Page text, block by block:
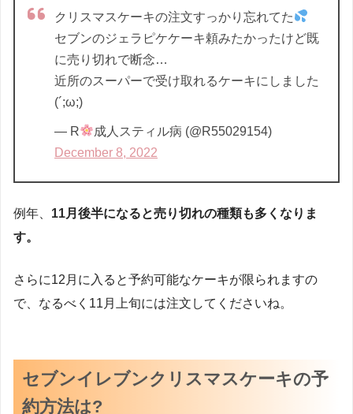
クリスマスケーキの注文すっかり忘れてた
セブンのジェラピケケーキ頼みたかったけど既
に売り切れで断念…
近所のスーパーで受け取れるケーキにしました
(´;ω;)
— R
成人スティル病 (@R55029154)
December 8, 2022
例年、 11月後半になると売り切れの種類も多くなりま
す。
さらに12月に入ると予約可能なケーキが限られますの
で、なるべく11月上旬には注文してくださいね。
セブンイレブンクリスマスケーキの予
約方法は?